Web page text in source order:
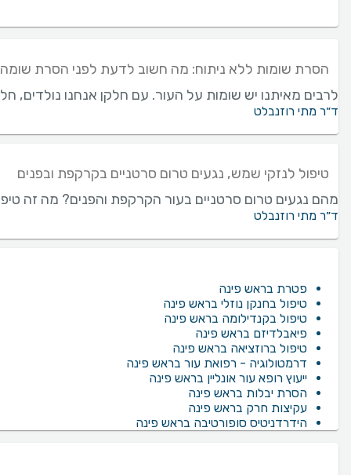
הסרת שומות ללא ניתוח: מה חשוב לדעת לפני הסרת
לרבים מאיתנו יש שומות על העור. עם חלקן אנחנו נולדים,
ד״ר מתי רוזנבלט
טיפול לנזקי שמש, נגעים טרום סרטניים בקרקפת ובפנים
מהם נגעים טרום סרטניים בעור הקרקפת והפנים? מה זה
ד״ר מתי רוזנבלט
פטרת בראש פינה
טיפול בחנקן נוזלי בראש פינה
טיפול בקנדילומה בראש פינה
פיאבלדיזם בראש פינה
טיפול ברוזציאה בראש פינה
דרמטולוגיה - רפואת עור בראש פינה
ייעוץ רופא עור אונליין בראש פינה
הסרת יבלות בראש פינה
עקיצות חרק בראש פינה
הידרדניטיס סופורטיבה בראש פינה